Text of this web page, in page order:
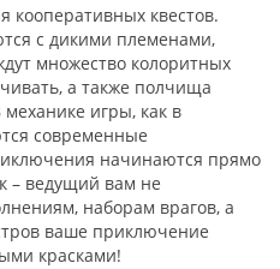
кооперативных квестов.
с дикими племенами,
множество колоритных
а также полчища
игры, как в
современные
начинаются прямо
– ведущий вам не
наборам врагов, а
ваше приключение
красками!